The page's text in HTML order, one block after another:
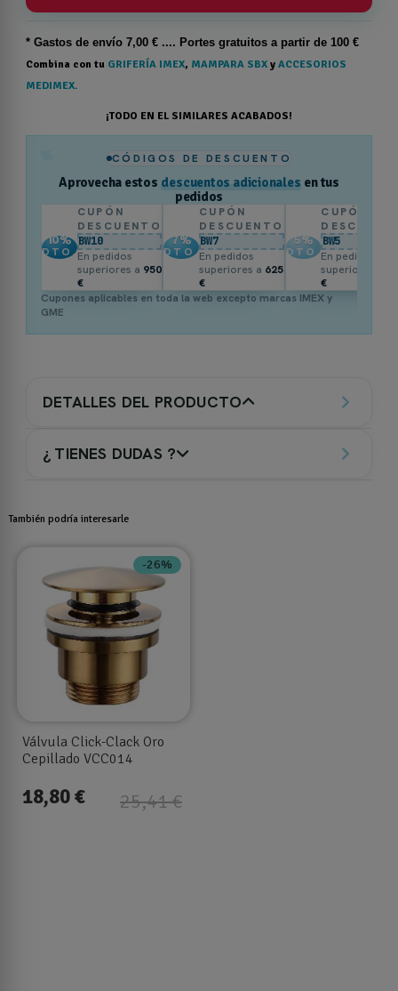
* Gastos de envío 7,00 € .... Portes gratuitos a partir de 100 €
Combina con tu GRIFERÍA IMEX, MAMPARA SBX y ACCESORIOS
MEDIMEX.
¡TODO EN EL SIMILARES ACABADOS!
CÓDIGOS DE DESCUENTO
Aprovecha estos descuentos adicionales en tus
pedidos
10%
DTO.
CUPÓN
DESCUENTO
BW10
En pedidos
superiores a 950
€
7%
DTO.
CUPÓN
DESCUENTO
BW7
En pedidos
superiores a 625
€
5%
DTO.
CUPÓN
BW5
En pedidos
superiores a
€
Cupones aplicables en toda la web excepto marcas IMEX y
GME
DETALLES DEL PRODUCTO
¿ TIENES DUDAS ?
También podría interesarle
-26%
Válvula Click-Clack Oro
Cepillado VCC014
25,41 €
18,80 €